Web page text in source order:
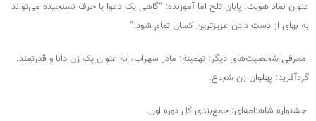
عنوان نماد هویت. پایان تلخ اما آموزنده: “گاهی یک دعوا یا حرف نسنجیده می‌تواند
به بهای از دست دادن عزیزترین کسان تمام شود.”
معرفی شخصیت‌های دیگر: تهمینه: مادر سهراب، به عنوان یک زن دانا و قدرتمند.
گردآفرید: پهلوان زن شجاع.
جشنواره شاهنامه‌ای: جمع‌بندی کل دوره اول.